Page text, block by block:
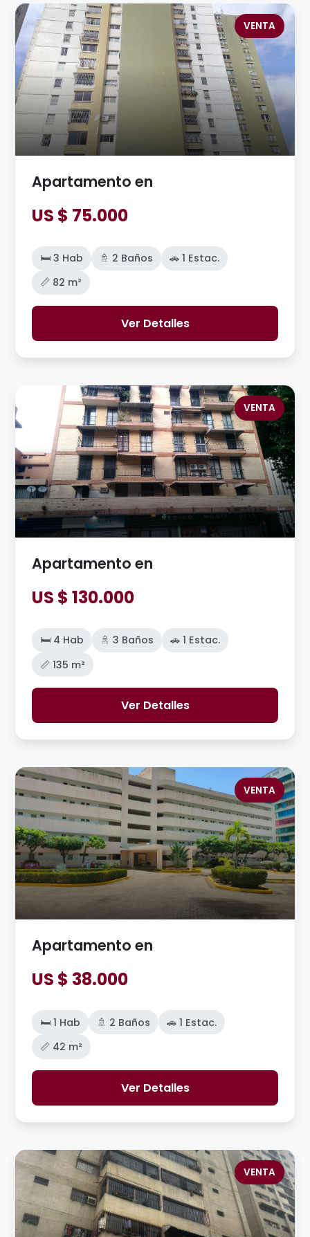
VENTA
Apartamento en
US $ 75.000
🛏️ 3 Hab 🚿 2 Baños
🚗 1 Estac.
📏 82 m²
Ver Detalles
VENTA
Apartamento en
US $ 130.000
🛏️ 4 Hab 🚿 3 Baños
🚗 1 Estac.
📏 135 m²
Ver Detalles
VENTA
Apartamento en
US $ 38.000
🛏️ 1 Hab 🚿 2 Baños
🚗 1 Estac.
📏 42 m²
Ver Detalles
VENTA